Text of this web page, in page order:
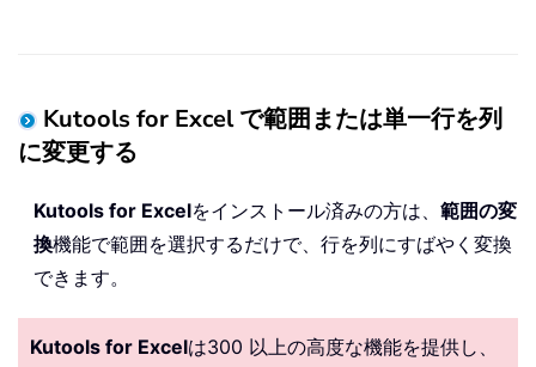
Kutools for Excel で範囲または単一行を列
に変更する
Kutools for Excelをインストール済みの方は、 範囲の変
換機能で範囲を選択するだけで、行を列にすばやく変換
できます。
Kutools for Excelは300 以上の高度な機能を提供し、